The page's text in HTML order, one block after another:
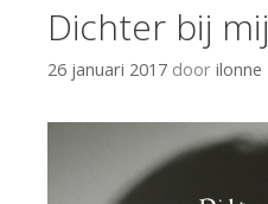
Dichter bij mij
26 januari 2017 door ilonne